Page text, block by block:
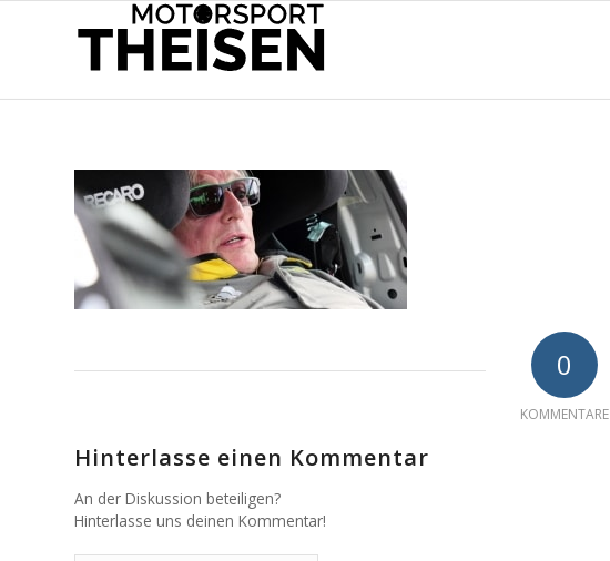
0
KOMMENTARE
Hinterlasse einen Kommentar
An der Diskussion beteiligen?
Hinterlasse uns deinen Kommentar!